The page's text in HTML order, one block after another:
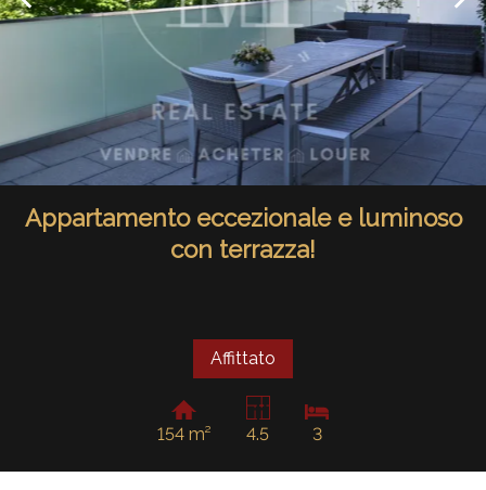
Appartamento eccezionale e luminoso
con terrazza!
Affittato
154 m² 4.5 3